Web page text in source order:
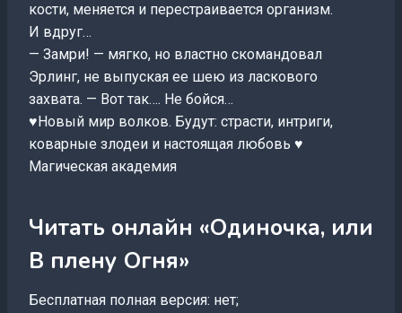
кости, меняется и перестраивается организм.
И вдруг…
— Замри! — мягко, но властно скомандовал
Эрлинг, не выпуская ее шею из ласкового
захвата. — Вот так…. Не бойся…
♥️Новый мир волков. Будут: страсти, интриги,
коварные злодеи и настоящая любовь ♥️
Магическая академия
Читать онлайн «Одиночка, или
В плену Огня»
Бесплатная полная версия: нет;